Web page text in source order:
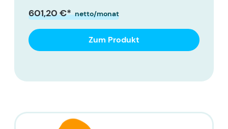
XBit 80 Farbdoppler-Ultraschallsystem
VeinNavi Venensuchgerät NAVI-60
601,20 €* netto/monat
Zum Produkt